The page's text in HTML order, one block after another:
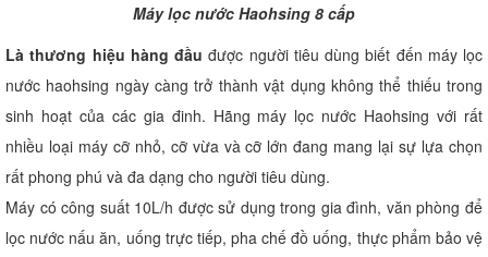
Máy lọc nước Haohsing 8 cấp
Là thương hiệu hàng đầu được người tiêu dùng biết đến máy lọc
nước haohsing ngày càng trở thành vật dụng không thể thiếu trong
sinh hoạt của các gia đinh. Hãng máy lọc nước Haohsing với rất
nhiều loại máy cỡ nhỏ, cỡ vừa và cỡ lớn đang mang lại sự lựa chọn
rất phong phú và đa dạng cho người tiêu dùng.
Máy có công suất 10L/h được sử dụng trong gia đình, văn phòng để
lọc nước nấu ăn, uống trực tiếp, pha chế đồ uống, thực phẩm bảo vệ